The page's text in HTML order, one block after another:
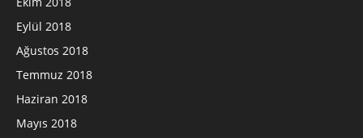
Eylül 2018
Ağustos 2018
Temmuz 2018
Haziran 2018
Mayıs 2018